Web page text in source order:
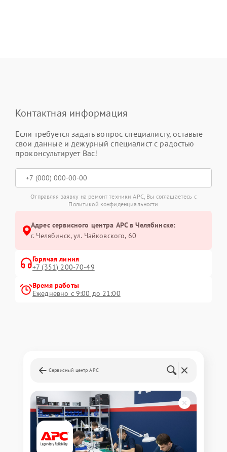
Контактная информация
Если требуется задать вопрос специалисту, оставьте
свои данные и дежурный специалист с радостью
проконсультирует Вас!
Отправляя заявку на ремонт техники APC, Вы соглашаетесь с
Политикой конфиденциальности
Адрес сервисного центра APC в Челябинске:
г. Челябинск, ул. Чайковского, 60
Горячая линия
+7 (351) 200-70-49
Время работы
Ежедневно с 9:00 до 21:00
Сервисный центр APC